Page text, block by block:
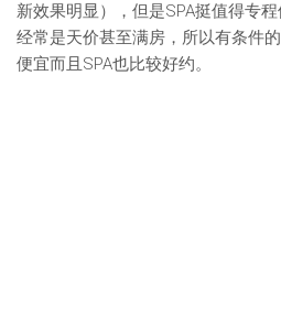
新效果明显），但是SPA挺值得专
经常是天价甚至满房，所以有条件
便宜而且SPA也比较好约。